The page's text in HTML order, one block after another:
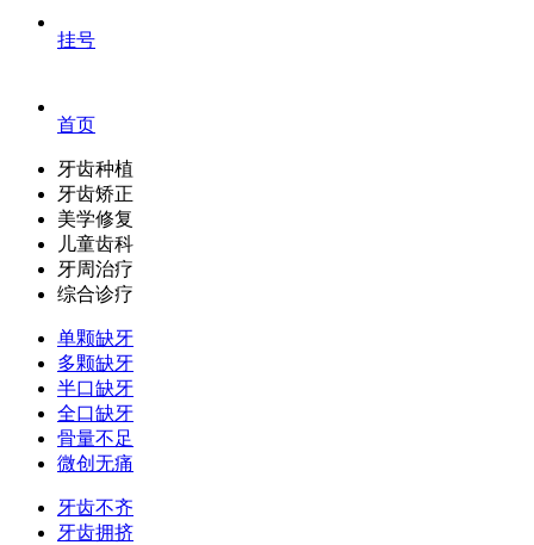
挂号
首页
牙齿种植
牙齿矫正
美学修复
儿童齿科
牙周治疗
综合诊疗
单颗缺牙
多颗缺牙
半口缺牙
全口缺牙
骨量不足
微创无痛
牙齿不齐
牙齿拥挤